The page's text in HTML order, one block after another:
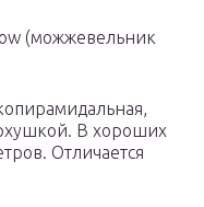
(можжевельник
В хороших
Отличается